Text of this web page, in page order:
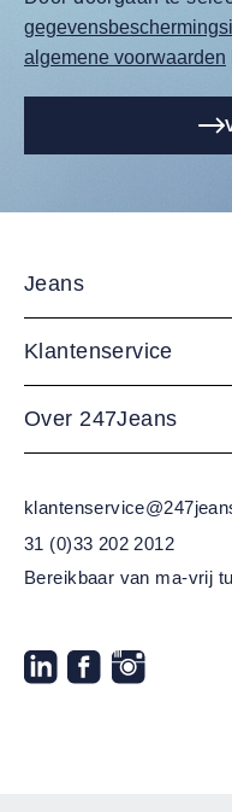
algemene voorwaarden
Jeans
Klantenservice
Over 247Jeans
31 (0)33 202 2012
Bereikbaar van ma-vrij